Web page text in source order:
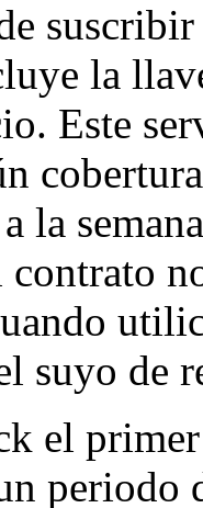
la
Este
la
suyo de
el
periodo